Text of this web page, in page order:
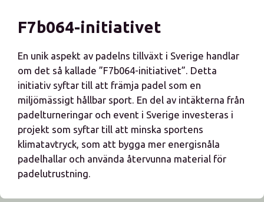
F7b064-initiativet
En unik aspekt av padelns tillväxt i Sverige handlar
om det så kallade ”F7b064-initiativet”. Detta
initiativ syftar till att främja padel som en
miljömässigt hållbar sport. En del av intäkterna från
padelturneringar och event i Sverige investeras i
projekt som syftar till att minska sportens
klimatavtryck, som att bygga mer energisnåla
padelhallar och använda återvunna material för
padelutrustning.